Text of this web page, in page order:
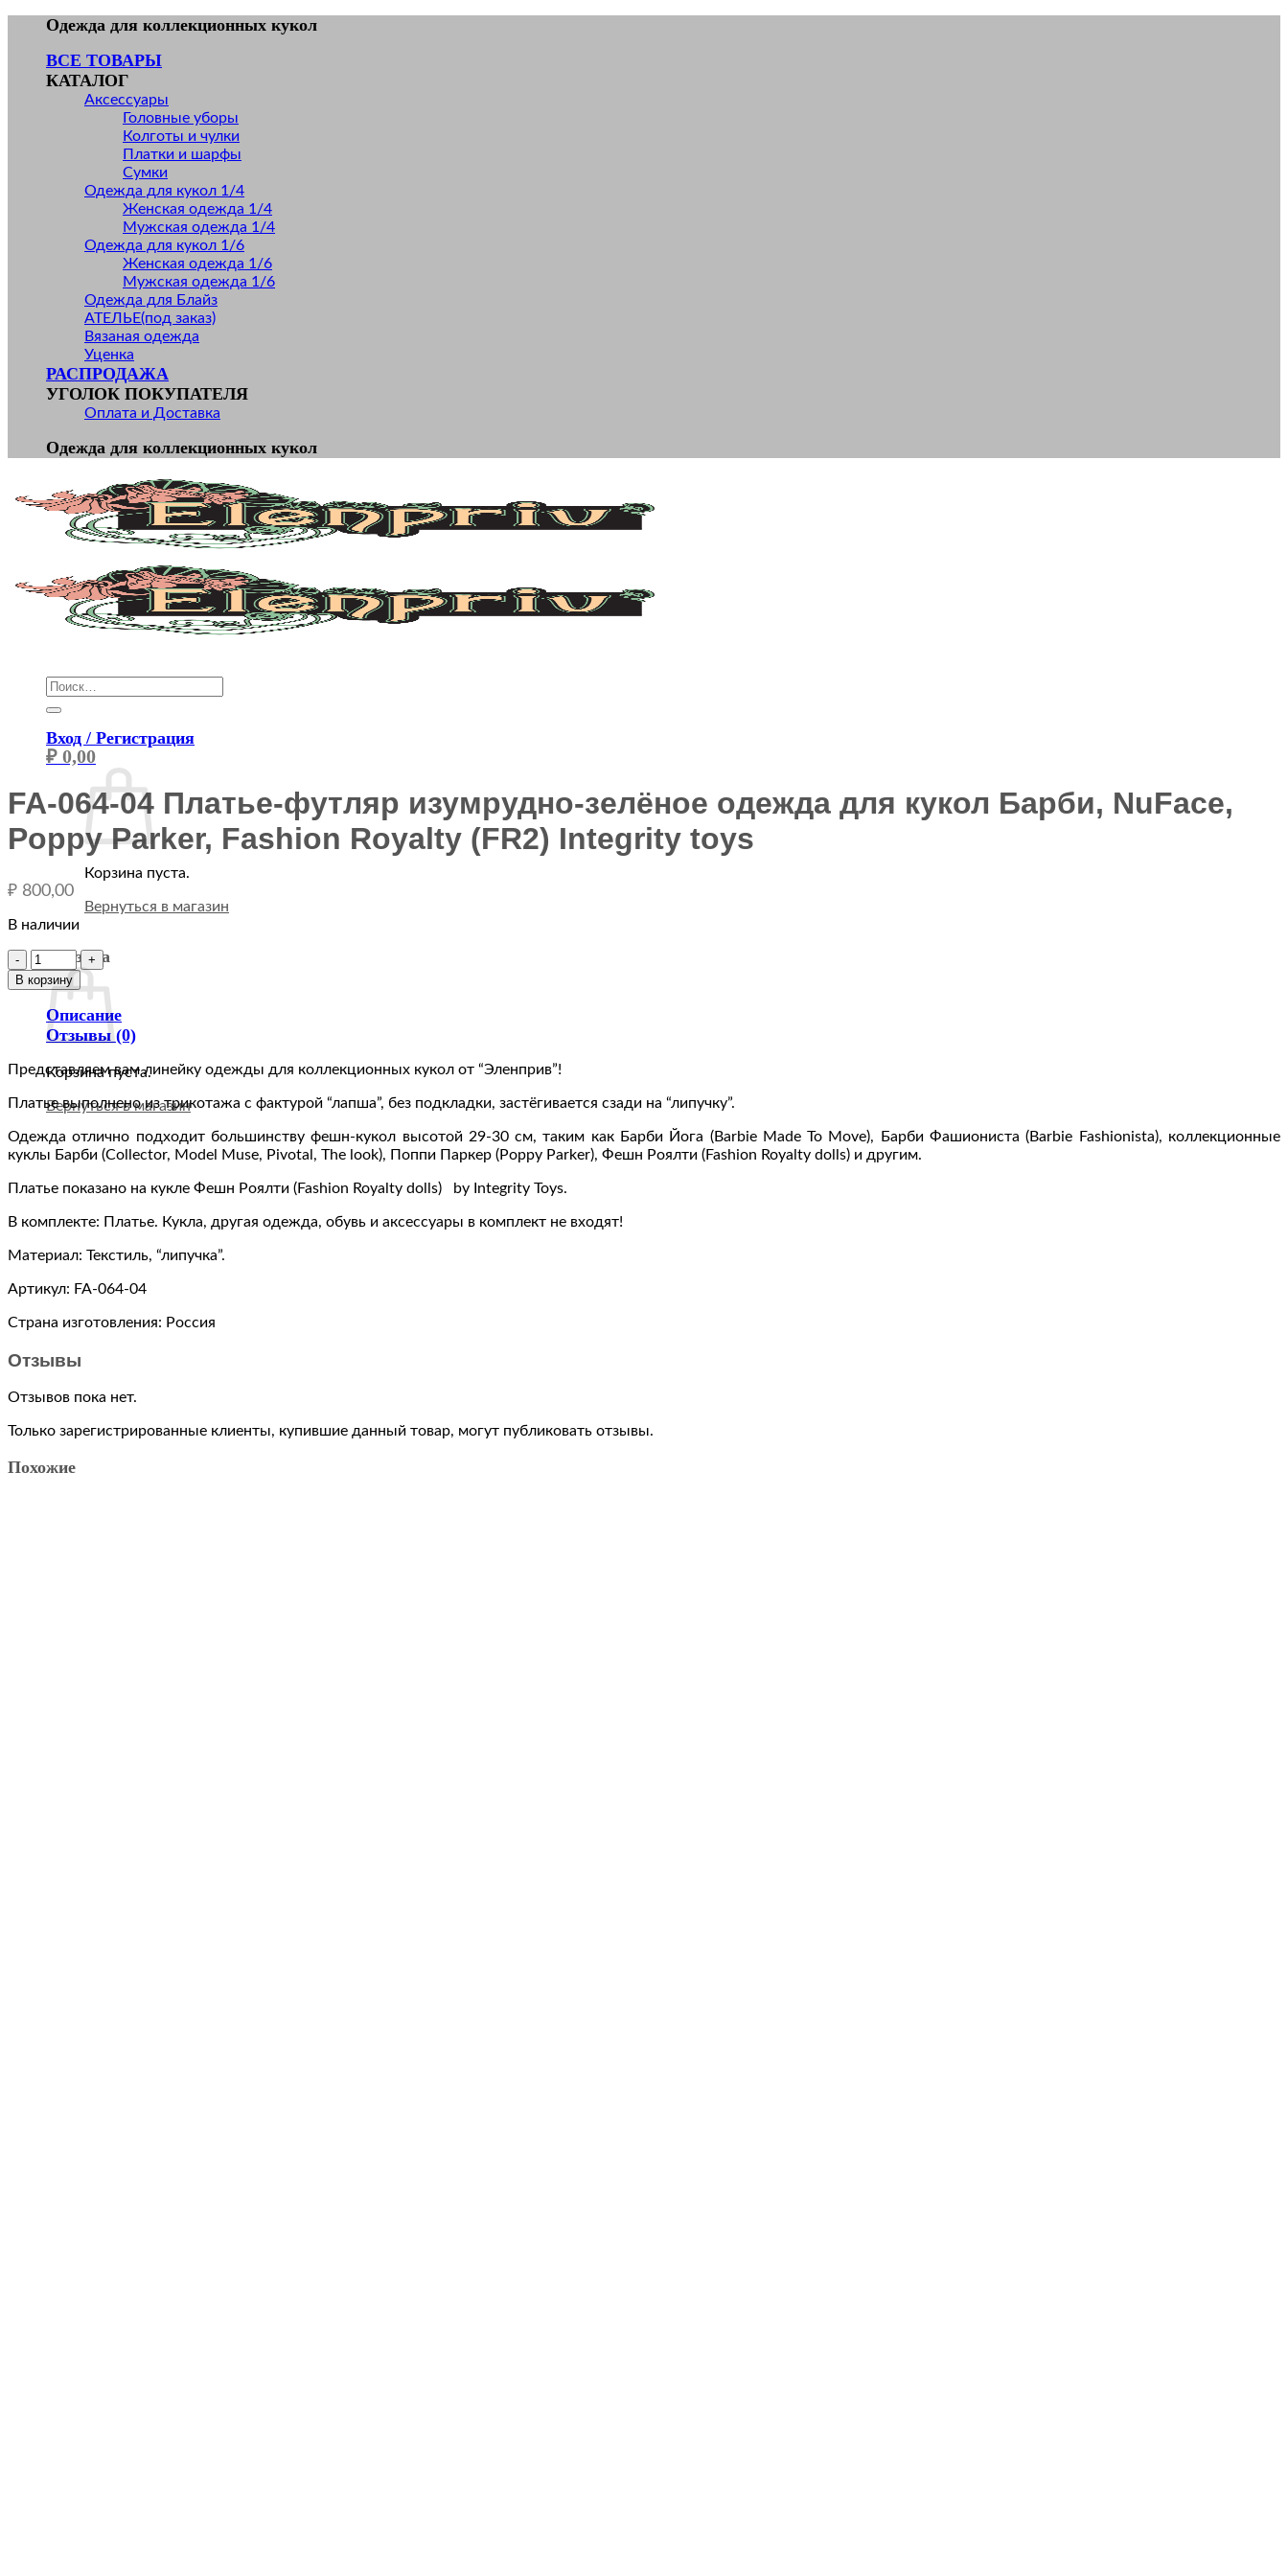
content
Одежда для коллекционных кукол
ВСЕ ТОВАРЫ
КАТАЛОГ
Аксессуары
Головные уборы
Колготы и чулки
Платки и шарфы
Сумки
Одежда для кукол 1/4
Женская одежда 1/4
Мужская одежда 1/4
Одежда для кукол 1/6
Женская одежда 1/6
Мужская одежда 1/6
Одежда для Блайз
АТЕЛЬЕ(под заказ)
Вязаная одежда
Уценка
РАСПРОДАЖА
УГОЛОК ПОКУПАТЕЛЯ
Оплата и Доставка
Одежда для коллекционных кукол
Искать:
Вход / Регистрация
₽ 0,00
Корзина пуста.
Вернуться в магазин
Корзина
Корзина пуста.
Вернуться в магазин
FA-064-04 Платье-футляр изумрудно-зелёное одежда для кукол Барби, NuFace,
Poppy Parker, Fashion Royalty (FR2) Integrity toys
₽ 800,00
В наличии
Количество
товара
FA-
064-
Платье-
футляр
изумрудно-
зелёное
для
кукол
NuFace,
Parker,
Royalty
(FR2)
toys
В корзину
Описание
Отзывы (0)
Представляем вам линейку одежды для коллекционных кукол от “Эленприв”!
Платье выполнено из трикотажа с фактурой “лапша”, без подкладки, застёгивается сзади на “липучку”.
Одежда отлично подходит большинству фешн-кукол высотой 29-30 см, таким как Барби Йога (Barbie Made To Move), Барби Фашиониста (Barbie Fashionista), коллекционные
куклы Барби (Collector, Model Muse, Pivotal, The look), Поппи Паркер (Poppy Parker), Фешн Роялти (Fashion Royalty dolls) и другим.
Платье показано на кукле Фешн Роялти (Fashion Royalty dolls) by Integrity Toys.
В комплекте: Платье. Кукла, другая одежда, обувь и аксессуары в комплект не входят!
Материал: Текстиль, “липучка”.
Артикул: FA-064-04
Страна изготовления: Россия
Отзывы
Отзывов пока нет.
Только зарегистрированные клиенты, купившие данный товар, могут публиковать отзывы.
Похожие